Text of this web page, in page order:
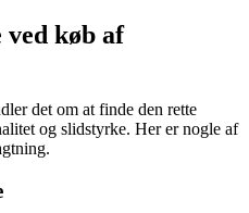
køb af
det om at finde den rette
og slidstyrke. Her er nogle af